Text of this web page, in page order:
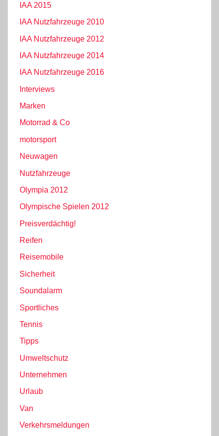
IAA 2015
IAA Nutzfahrzeuge 2010
IAA Nutzfahrzeuge 2012
IAA Nutzfahrzeuge 2014
IAA Nutzfahrzeuge 2016
Interviews
Marken
Motorrad & Co
motorsport
Neuwagen
Nutzfahrzeuge
Olympia 2012
Olympische Spielen 2012
Preisverdächtig!
Reifen
Reisemobile
Sicherheit
Soundalarm
Sportliches
Tennis
Tipps
Umweltschutz
Unternehmen
Urlaub
Van
Verkehrsmeldungen